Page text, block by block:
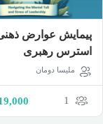
پیمایش
استرس رهبری
ملیسا دومان
1